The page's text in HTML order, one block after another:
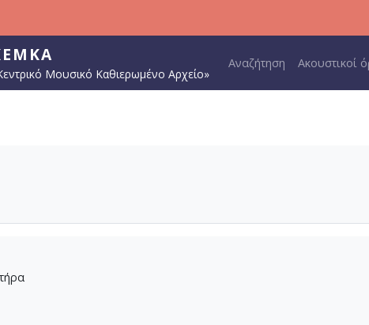
Μουσικό Καθιερωμένο Αρχείο»
Main navigation
Αναζήτηση Ακουστικοί